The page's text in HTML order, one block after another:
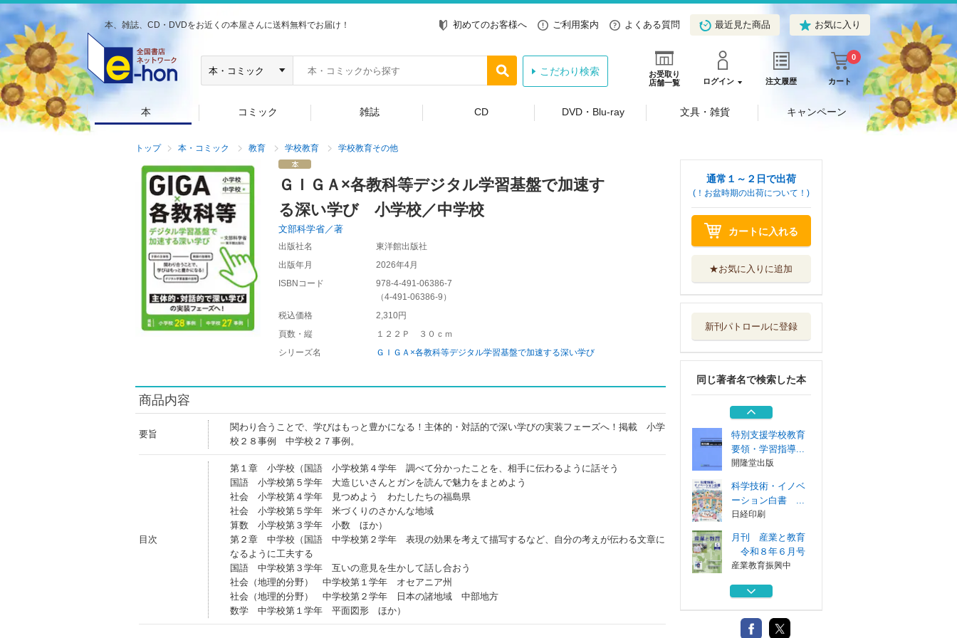
本、雑誌、CD・DVDをお近くの本屋さんに送料無料でお届け！ 初めてのお客様へ ご利用案内 よくある質問 最近見た商品 お気に入り
お受取り
店舗一覧
ログイン 注文履歴 カート
0
こだわり検索
本 コミック 雑誌 CD DVD・Blu-ray 文具・雑貨 キャンペーン
トップ 本・コミック 教育 学校教育 学校教育その他
ＧＩＧＡ×各教科等デジタル学習基盤で加速す
る深い学び 小学校／中学校
文部科学省／著
出版社名
東洋館出版社
出版年月
2026年4月
ISBNコード
978-4-491-06386-7
（4-491-06386-9 ）
税込価格
2,310円
頁数・縦
１２２Ｐ ３０ｃｍ
シリーズ名
ＧＩＧＡ×各教科等デジタル学習基盤で加速する深い学び
商品内容
要旨
関わり合うことで、学びはもっと豊かになる！主体的・対話的で深い学びの実装フェーズへ！掲載 小学
校２８事例 中学校２７事例。
目次
第１章 小学校（国語 小学校第４学年 調べて分かったことを、相手に伝わるように話そう
国語 小学校第５学年 大造じいさんとガンを読んで魅力をまとめよう
社会 小学校第４学年 見つめよう わたしたちの福島県
社会 小学校第５学年 米づくりのさかんな地域
算数 小学校第３学年 小数 ほか）
第２章 中学校（国語 中学校第２学年 表現の効果を考えて描写するなど、自分の考えが伝わる文章に
なるように工夫する
国語 中学校第３学年 互いの意見を生かして話し合おう
社会（地理的分野） 中学校第１学年 オセアニア州
社会（地理的分野） 中学校第２学年 日本の諸地域 中部地方
数学 中学校第１学年 平面図形 ほか）
通常１～２日で出荷
(！お盆時期の出荷について！)
カートに入れる
★お気に入りに追加
新刊パトロールに登録
同じ著者名で検索した本
月刊 産業と教育
令和８年６月号
中学校学習指導要
東山書房
月刊 産業と教育
令和８年４月号
産業教育振興中
特別支援学校教育
要領・学習指導...
開隆堂出版
科学技術・イノベ
ーション白書 ...
日経印刷
月刊 産業と教育
令和８年６月号
産業教育振興中
中学校学習指導要
東山書房